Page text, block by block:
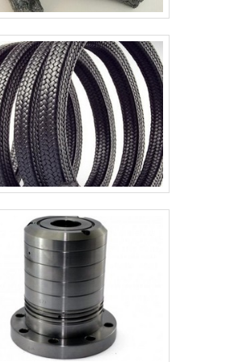
garantir o sucesso
MELHOR EMPRESA NO
na System Seal
a solução mais buscada
vedação hidráulicas e
A empresa oferece
gaxetas tipo u e
êmbolo com ótima
precisão.Com o objetivo
empresa entende que
destaque é conquistar a
cada um. Tudo isso só
do investimento
modernos e
experientes.A System
empresa que tem sido